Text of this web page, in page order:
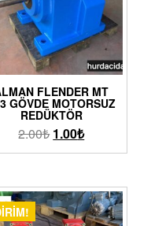
FLENDER MT
GÖVDE MOTORSUZ
REDÜKTÖR
2.00₺ 1.00₺